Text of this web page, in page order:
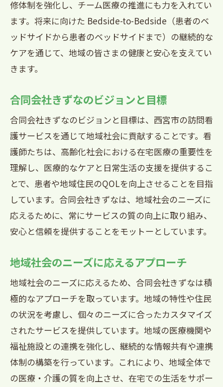
修体制を強化し、チーム医療の推進にも力を入れてい
ます。将来に向けた Bedside-to-Bedside（患者のベ
ッドサイドから患者のベッドサイドまで）の継続的な
ケアを通じて、地域の皆さまの健康と安心を支えてい
きます。
合同会社きずなのビジョンと目標
合同会社きずなのビジョンと目標は、西宮市の訪問看
護サービスを通じて地域社会に貢献することです。看
護師たちは、高齢化社会における在宅医療の重要性を
理解し、医療的なケアと日常生活の支援を提供するこ
とで、患者や地域住民のQOLを向上させることを目指
しています。合同会社きずなは、地域社会のニーズに
応えるために、常にサービスの質の向上に取り組み、
安心と信頼を提供することをモットーとしています。
地域社会のニーズに応えるアプローチ
地域社会のニーズに応えるため、合同会社きずなは積
極的なアプローチを取っています。地域の特性や住民
の状況を考慮し、個々のニーズに合ったカスタマイズ
されたサービスを提供しています。地域の医療機関や
福祉施設との連携を強化し、継続的な情報共有や連携
体制の構築を行っています。これにより、地域全体で
の医療・介護の質を向上させ、在宅での生活をサポー